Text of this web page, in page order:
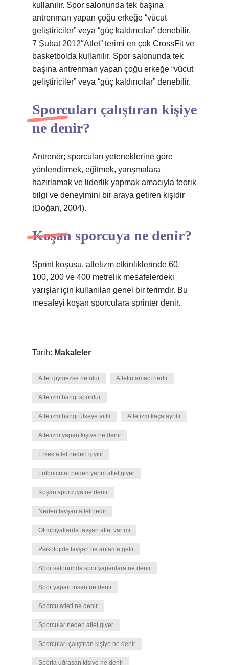
kullanılır. Spor salonunda tek başına
antrenman yapan çoğu erkeğe “vücut
geliştiriciler” veya “güç kaldırıcılar” denebilir.
7 Şubat 2012″Atlet” terimi en çok CrossFit ve
basketbolda kullanılır. Spor salonunda tek
başına antrenman yapan çoğu erkeğe “vücut
geliştiriciler” veya “güç kaldırıcılar” denebilir.
Sporcuları çalıştıran kişiye
ne denir?
Antrenör; sporcuları yeteneklerine göre
yönlendirmek, eğitmek, yarışmalara
hazırlamak ve liderlik yapmak amacıyla teorik
bilgi ve deneyimini bir araya getiren kişidir
(Doğan, 2004).
Koşan sporcuya ne denir?
Sprint koşusu, atletizm etkinliklerinde 60,
100, 200 ve 400 metrelik mesafelerdeki
yarışlar için kullanılan genel bir terimdir. Bu
mesafeyi koşan sporculara sprinter denir.
Tarih: Makaleler
Atlet giymezse ne olur Atletin amacı nedir
Atletizm hangi spordur
Atletizm hangi ülkeye aittir Atletizm kaça ayrılır
Atletizm yapan kişiye ne denir
Erkek atlet neden giyilir
Futbolcular neden yarım atlet giyer
Koşan sporcuya ne denir
Neden tavşan atlet nedir
Olimpiyatlarda tavşan atlet var mı
Psikolojide tavşan ne anlama gelir
Spor salonunda spor yapanlara ne denir
Spor yapan insan ne denir
Sporcu atleti ne denir
Sporcular neden atlet giyer
Sporcuları çalıştıran kişiye ne denir
Sporla uğraşan kişiye ne denir